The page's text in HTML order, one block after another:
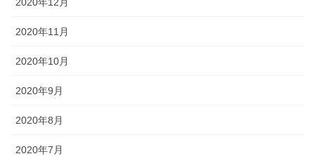
2020年11月
2020年10月
2020年9月
2020年8月
2020年7月